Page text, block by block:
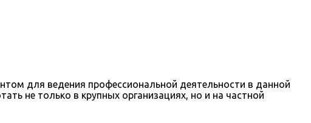
для ведения профессиональной деятельности в данной
не только в крупных организациях, но и на частной